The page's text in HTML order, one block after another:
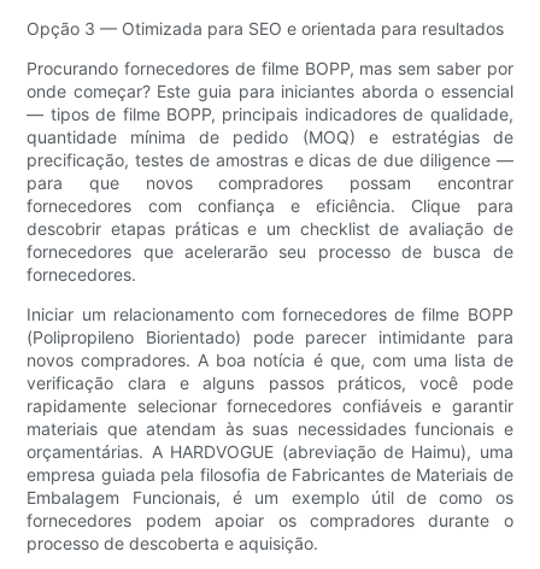
Opção 3 — Otimizada para SEO e orientada para resultados
Procurando fornecedores de filme BOPP, mas sem saber por
onde começar? Este guia para iniciantes aborda o essencial
— tipos de filme BOPP, principais indicadores de qualidade,
quantidade mínima de pedido (MOQ) e estratégias de
precificação, testes de amostras e dicas de due diligence —
para que novos compradores possam encontrar
fornecedores com confiança e eficiência. Clique para
descobrir etapas práticas e um checklist de avaliação de
fornecedores que acelerarão seu processo de busca de
fornecedores.
Iniciar um relacionamento com fornecedores de filme BOPP
(Polipropileno Biorientado) pode parecer intimidante para
novos compradores. A boa notícia é que, com uma lista de
verificação clara e alguns passos práticos, você pode
rapidamente selecionar fornecedores confiáveis ​​e garantir
materiais que atendam às suas necessidades funcionais e
orçamentárias. A HARDVOGUE (abreviação de Haimu), uma
empresa guiada pela filosofia de Fabricantes de Materiais de
Embalagem Funcionais, é um exemplo útil de como os
fornecedores podem apoiar os compradores durante o
processo de descoberta e aquisição.